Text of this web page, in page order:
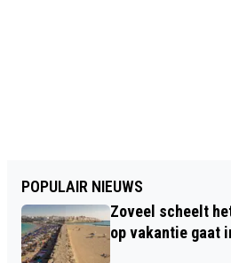
POPULAIR NIEUWS
Zoveel scheelt
op vakantie gaat